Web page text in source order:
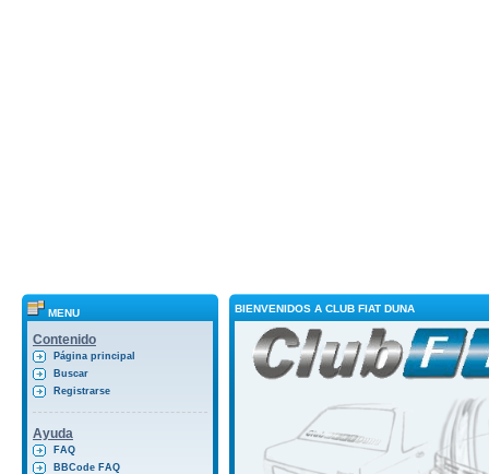
MENU
Contenido
Página principal
Buscar
Registrarse
Ayuda
FAQ
BBCode FAQ
BIENVENIDOS A CLUB FIAT DUNA